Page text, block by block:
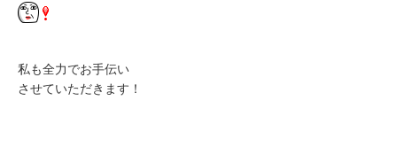
私も全力でお手伝い
させていただきます！